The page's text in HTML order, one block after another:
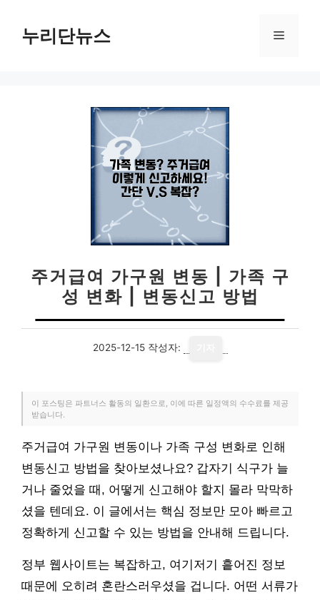
누리단뉴스 메
주거급여 가구원 변동 | 가족 구
성 변화 | 변동신고 방법
2025-12-15 작성자:
이 포스팅은 파트너스 활동의 일환으로, 이에 따른 일정액의 수수료를 제공
받습니다.
주거급여 가구원 변동이나 가족 구성 변화로 인해
변동신고 방법을 찾아보셨나요? 갑자기 식구가 늘
거나 줄었을 때, 어떻게 신고해야 할지 몰라 막막하
셨을 텐데요. 이 글에서는 핵심 정보만 모아 빠르고
정확하게 신고할 수 있는 방법을 안내해 드립니다.
정부 웹사이트는 복잡하고, 여기저기 흩어진 정보
때문에 오히려 혼란스러우셨을 겁니다. 어떤 서류가